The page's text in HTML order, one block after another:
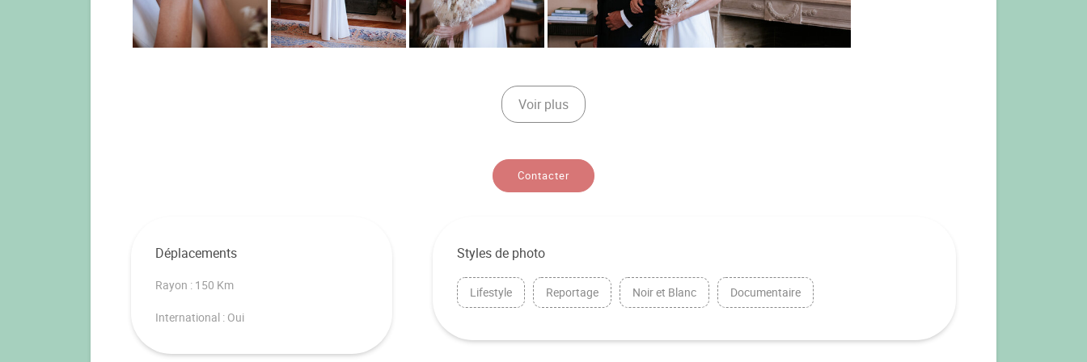
Voir plus
Contacter
Déplacements
Rayon : 150 Km
International : Oui
Styles de photo
Lifestyle Reportage Noir et Blanc Documentaire